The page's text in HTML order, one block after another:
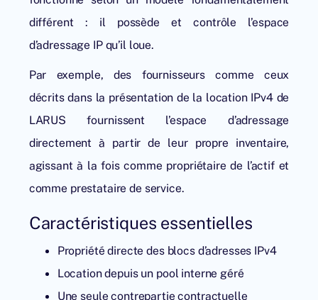
différent : il possède et contrôle l’espace
d’adressage IP qu’il loue.
Par exemple, des fournisseurs comme ceux
décrits dans la présentation de la location IPv4 de
LARUS fournissent l’espace d’adressage
directement à partir de leur propre inventaire,
agissant à la fois comme propriétaire de l’actif et
comme prestataire de service.
Caractéristiques essentielles
Propriété directe des blocs d’adresses IPv4
Location depuis un pool interne géré
Une seule contrepartie contractuelle